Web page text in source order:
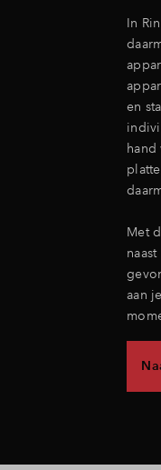
In
en
Met
aan